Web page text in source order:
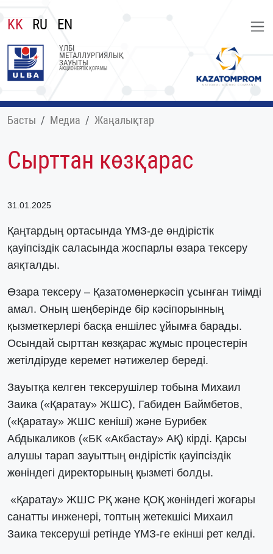
KK RU EN
ҮЛБІ
МЕТАЛЛУРГИЯЛЫҚ
ЗАУЫТЫ
АКЦИОНЕРЛІК ҚОҒАМЫ
Басты Медиа Жаңалықтар
Сырттан көзқарас
31.01.2025
Қаңтардың ортасында ҮМЗ-де өндірістік
қауіпсіздік саласында жоспарлы өзара тексеру
аяқталды.
Өзара тексеру – Қазатомөнеркәсіп ұсынған тиімді
амал. Оның шеңберінде бір кәсіпорынның
қызметкерлері басқа еншілес ұйымға барады.
Осындай сырттан көзқарас жұмыс процестерін
жетілдіруде керемет нәтижелер береді.
Зауытқа келген тексерушілер тобына Михаил
Заика («Қаратау» ЖШС), Габиден Баймбетов,
(«Қаратау» ЖШС кеніші) және Бурибек
Абдыкаликов («БК «Акбастау» АҚ) кірді. Қарсы
алушы тарап зауыттың өндірістік қауіпсіздік
жөніндегі директорының қызметі болды.
«Қаратау» ЖШС РҚ және ҚОҚ жөніндегі жоғары
санатты инженері, топтың жетекшісі Михаил
Заика тексеруші ретінде ҮМЗ-ге екінші рет келді.